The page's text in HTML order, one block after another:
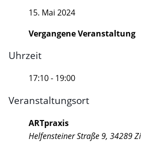
15. Mai 2024
Vergangene Veranstaltung
Uhrzeit
17:10 - 19:00
Veranstaltungsort
ARTpraxis
Helfensteiner Straße 9, 34289